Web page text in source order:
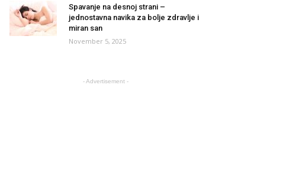
Spavanje na desnoj strani –
jednostavna navika za bolje zdravlje i
miran san
November 5, 2025
- Advertisement -